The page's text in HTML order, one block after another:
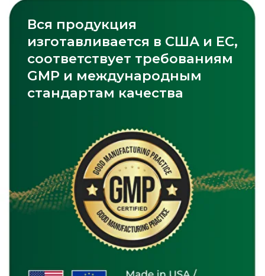
Смотреть каталог
Vitamin D3 Omega-3
Zinc Picolinate